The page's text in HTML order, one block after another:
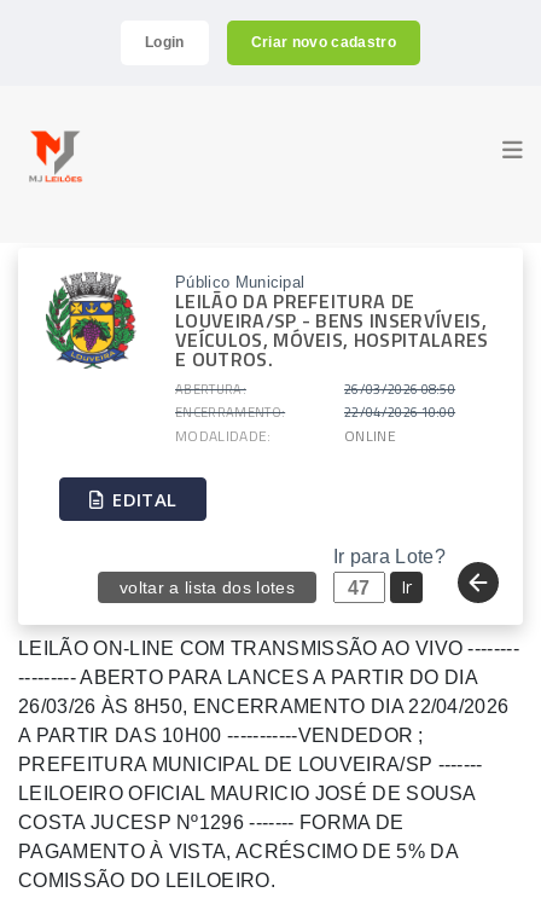
Login Criar novo cadastro
Público Municipal
LEILÃO DA PREFEITURA DE
LOUVEIRA/SP - BENS INSERVÍVEIS,
VEÍCULOS, MÓVEIS, HOSPITALARES
E OUTROS.
ABERTURA:
26/03/2026 08:50
ENCERRAMENTO:
22/04/2026 10:00
MODALIDADE: ONLINE
EDITAL
voltar a lista dos lotes
Ir para Lote?
Ir
LEILÃO ON-LINE COM TRANSMISSÃO AO VIVO --------
--------- ABERTO PARA LANCES A PARTIR DO DIA
26/03/26 ÀS 8H50, ENCERRAMENTO DIA 22/04/2026
A PARTIR DAS 10H00 -----------VENDEDOR ;
PREFEITURA MUNICIPAL DE LOUVEIRA/SP -------
LEILOEIRO OFICIAL MAURICIO JOSÉ DE SOUSA
COSTA JUCESP Nº1296 ------- FORMA DE
PAGAMENTO À VISTA, ACRÉSCIMO DE 5% DA
COMISSÃO DO LEILOEIRO.